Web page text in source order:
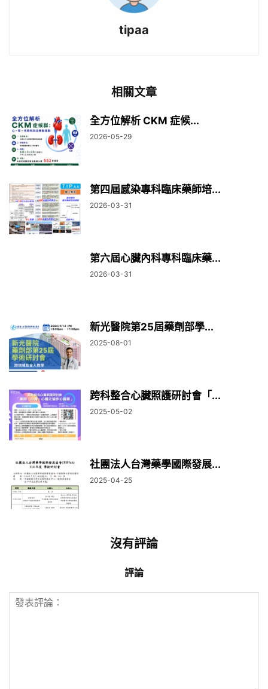
tipaa
相關文章
全方位解析 CKM 症候...
2026-05-29
第四屆感染專科臨床藥師培...
2026-03-31
第六屆心臟內科專科臨床藥...
2026-03-31
新光醫院第25屆藥劑部學...
2025-08-01
跨科整合心臟照護研討會「...
2025-05-02
社團法人台灣藥學國際發展...
2025-04-25
沒有評論
評論